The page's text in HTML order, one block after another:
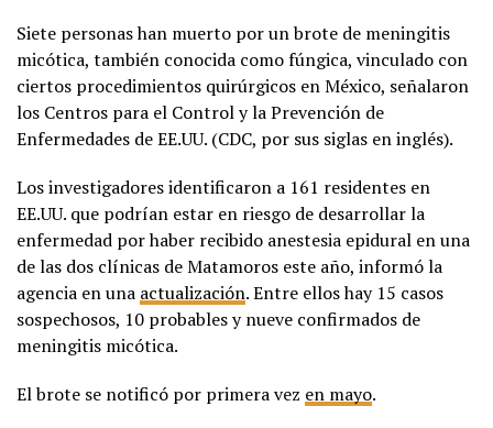
Siete personas han muerto por un brote de meningitis
micótica, también conocida como fúngica, vinculado con
ciertos procedimientos quirúrgicos en México, señalaron
los Centros para el Control y la Prevención de
Enfermedades de EE.UU. (CDC, por sus siglas en inglés).
Los investigadores identificaron a 161 residentes en
EE.UU. que podrían estar en riesgo de desarrollar la
enfermedad por haber recibido anestesia epidural en una
de las dos clínicas de Matamoros este año, informó la
agencia en una actualización. Entre ellos hay 15 casos
sospechosos, 10 probables y nueve confirmados de
meningitis micótica.
El brote se notificó por primera vez en mayo.